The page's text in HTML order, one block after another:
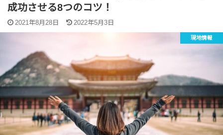
成功させる8つのコツ！
2021年8月28日 2022年5月3日
現地情報